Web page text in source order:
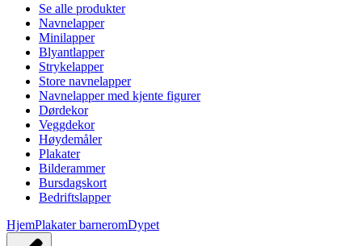
Se alle produkter
Navnelapper
Minilapper
Blyantlapper
Strykelapper
Store navnelapper
Navnelapper med kjente figurer
Dørdekor
Veggdekor
Høydemåler
Plakater
Bilderammer
Bursdagskort
Bedriftslapper
HjemPlakater barneromDypet